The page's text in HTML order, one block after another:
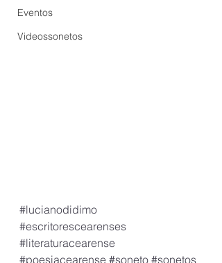
Eventos
Videossonetos
#lucianodidimo
#escritorescearenses
#literaturacearense
#poesiacearense #soneto #sonetos